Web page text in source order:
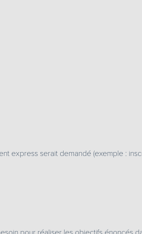
express serait demandé (exemple :
pour réaliser les objectifs énoncés